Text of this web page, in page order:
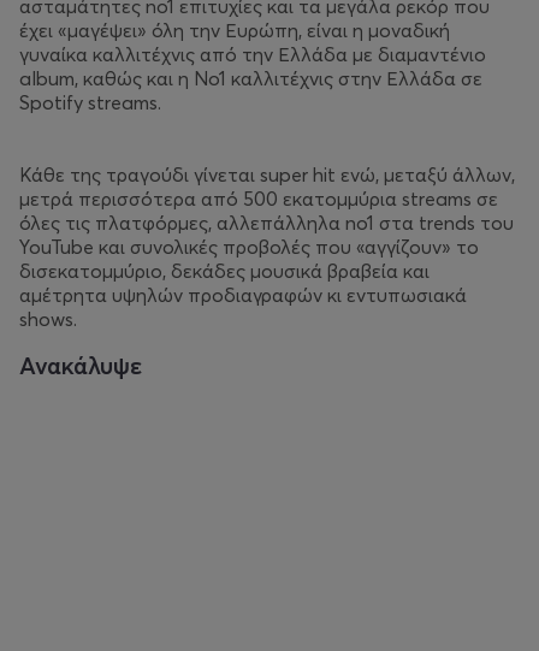
ασταμάτητες no1 επιτυχίες και τα μεγάλα ρεκόρ που
έχει «μαγέψει» όλη την Ευρώπη, είναι η μοναδική
γυναίκα καλλιτέχνις από την Ελλάδα με διαμαντένιο
album, καθώς και η Νo1 καλλιτέχνις στην Ελλάδα σε
Spotify streams.
Κάθε της τραγούδι γίνεται super hit ενώ, μεταξύ άλλων,
μετρά περισσότερα από 500 εκατομμύρια streams σε
όλες τις πλατφόρμες, αλλεπάλληλα no1 στα trends του
YouTube και συνολικές προβολές που «αγγίζουν» το
δισεκατομμύριο, δεκάδες μουσικά βραβεία και
αμέτρητα υψηλών προδιαγραφών κι εντυπωσιακά
shows.
Ανακάλυψε